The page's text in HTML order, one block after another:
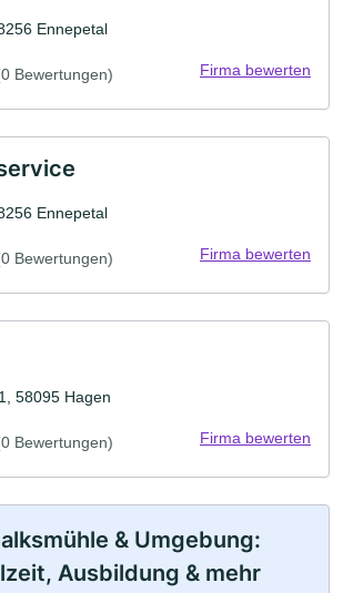
Ennepetal
Bewertungen) Firma bewerten
Ennepetal
Bewertungen) Firma bewerten
58095 Hagen
Bewertungen) Firma bewerten
& Umgebung:
Ausbildung & mehr